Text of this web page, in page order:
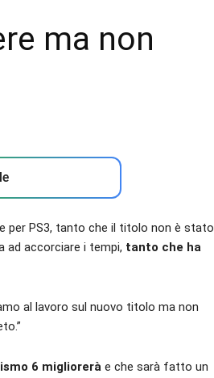
ma non
per PS3, tanto che il titolo non è stato
ad accorciare i tempi, tanto che ha
al lavoro sul nuovo titolo ma non
6 migliorerà e che sarà fatto un